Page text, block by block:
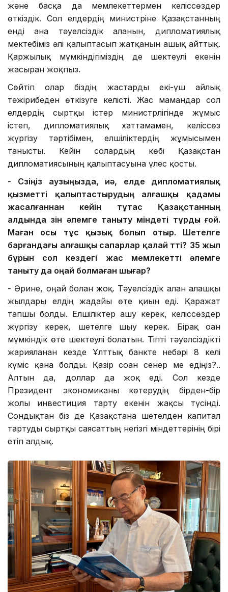
және басқа да мемлекеттермен келіссөздер
өткіздік. Сол елдердің министріне Қазақстанның
енді ғана тәуелсіздік алғанын, дипломатиялық
мектебіміз әлі қалыптасып жатқанын ашық айттық.
Қаржылық мүмкіндігіміздің де шектеулі екенін
жасырған жоқпыз.
Сөйтіп олар біздің жастарды екі-үш айлық
тәжірибеден өткізуге келісті. Жас мамандар сол
елдердің сыртқы істер министрлігінде жұмыс
істеп, дипломатиялық хаттамамен, келіссөз
жүргізу тәртібімен, елшіліктердің жұмысымен
танысты. Кейін солардың көбі Қазақстан
дипломатиясының қалыптасуына үлес қосты.
- Сөзіңіз аузыңызда, иә, елде дипломатиялық
қызметті қалыптастырудың алғашқы қадамы
жасалғаннан кейін тұтас Қазақстанның
алдында өзін әлемге таныту міндеті тұрды ғой.
Маған осы тұс қызық болып отыр. Шетелге
барғандағы алғашқы сапарлар қалай өтті? 35 жыл
бұрын сол кездегі жас мемлекетті әлемге
таныту да оңай болмаған шығар?
- Әрине, оңай болған жоқ. Тәуелсіздік алған алғашқы
жылдары елдің жағдайы өте қиын еді. Қаражат
тапшы болды. Елшіліктер ашу керек, келіссөздер
жүргізу керек, шетелге шығу керек. Бірақ оған
мүмкіндік өте шектеулі болатын. Тіпті тәуелсіздікті
жарияланған кезде Ұлттық банкте небәрі 8 келі
күміс қана болды. Қазір соған сенер ме едіңіз?..
Алтын да, доллар да жоқ еді. Сол кезде
Президент экономиканы көтерудің бірден-бір
жолы инвестиция тарту екенін жақсы түсінді.
Сондықтан біз де Қазақстанға шетелден капитал
тартуды сыртқы саясаттың негізгі міндеттерінің бірі
етіп алдық.